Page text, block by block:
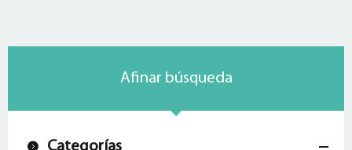
Afinar búsqueda
Categorías